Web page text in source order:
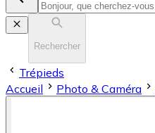
Rechercher
Trépieds
Accueil
Photo & Caméra